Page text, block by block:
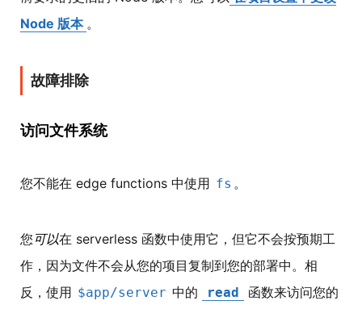
Node 版本 。
故障排除
访问文件系统
您不能在 edge functions 中使用 fs 。
您 可以在 serverless 函数中使用它，但它不会按预期工
作，因为文件不会从您的项目复制到您的部署中。相
反，使用 $app/server 中的 read
函数来访问您的